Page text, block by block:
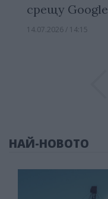
срещу Google
14.07.2026 / 14:15
НАЙ-НОВОТО